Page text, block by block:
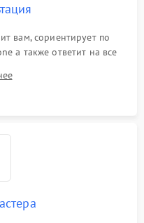
вам, сориентирует по
а также ответит на все